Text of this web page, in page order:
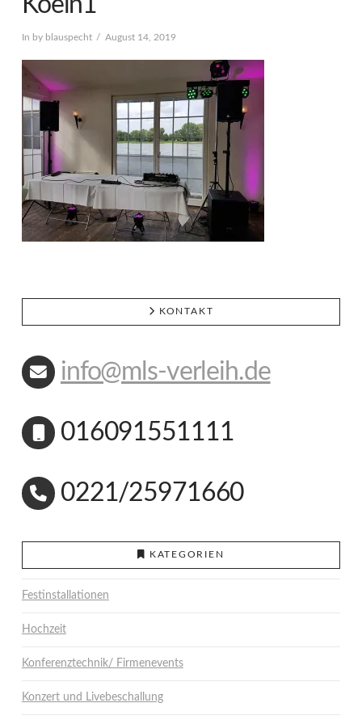
Koeln1
In by blauspecht August 14, 2019
KONTAKT
info@mls-verleih.de
016091551111
0221/25971660
KATEGORIEN
Festinstallationen
Hochzeit
Konferenztechnik/ Firmenevents
Konzert und Livebeschallung